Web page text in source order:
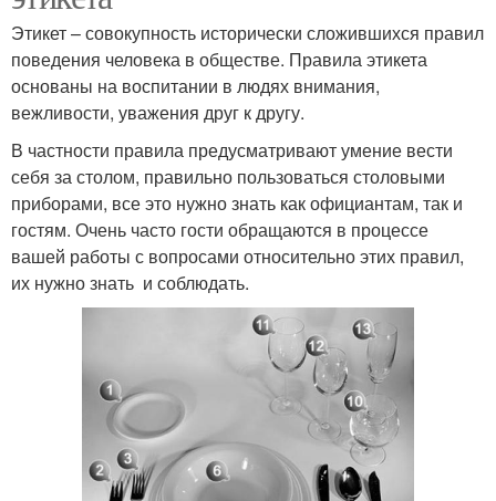
Этикет – совокупность исторически сложившихся правил
поведения человека в обществе. Правила этикета
основаны на воспитании в людях внимания,
вежливости, уважения друг к другу.
В частности правила предусматривают умение вести
себя за столом, правильно пользоваться столовыми
приборами, все это нужно знать как официантам, так и
гостям. Очень часто гости обращаются в процессе
вашей работы с вопросами относительно этих правил,
их нужно знать и соблюдать.